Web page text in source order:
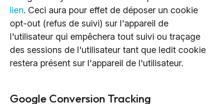
lien. Ceci aura pour effet de déposer un cookie
opt-out (refus de suivi) sur l'appareil de
l'utilisateur qui empêchera tout suivi ou traçage
des sessions de l'utilisateur tant que ledit cookie
restera présent sur l'appareil de l'utilisateur.
Google Conversion Tracking